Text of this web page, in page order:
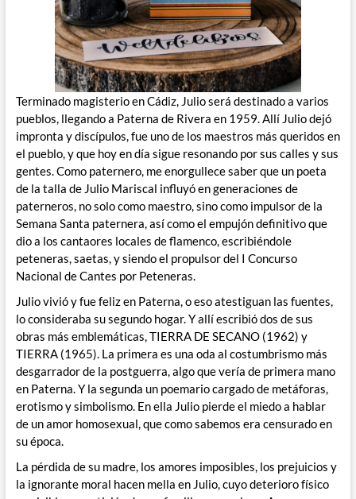
Terminado magisterio en Cádiz, Julio será destinado a varios
pueblos, llegando a Paterna de Rivera en 1959. Allí Julio dejó
impronta y discípulos, fue uno de los maestros más queridos en
el pueblo, y que hoy en día sigue resonando por sus calles y sus
gentes. Como paternero, me enorgullece saber que un poeta
de la talla de Julio Mariscal influyó en generaciones de
paterneros, no solo como maestro, sino como impulsor de la
Semana Santa paternera, así como el empujón definitivo que
dio a los cantaores locales de flamenco, escribiéndole
peteneras, saetas, y siendo el propulsor del I Concurso
Nacional de Cantes por Peteneras.
Julio vivió y fue feliz en Paterna, o eso atestiguan las fuentes,
lo consideraba su segundo hogar. Y allí escribió dos de sus
obras más emblemáticas, TIERRA DE SECANO (1962) y
TIERRA (1965). La primera es una oda al costumbrismo más
desgarrador de la postguerra, algo que vería de primera mano
en Paterna. Y la segunda un poemario cargado de metáforas,
erotismo y simbolismo. En ella Julio pierde el miedo a hablar
de un amor homosexual, que como sabemos era censurado en
su época.
La pérdida de su madre, los amores imposibles, los prejuicios y
la ignorante moral hacen mella en Julio, cuyo deterioro físico